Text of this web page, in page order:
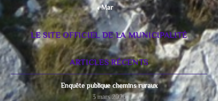
« Mar
LE SITE OFFICIEL DE LA MUNICIPALITÉ
ARTICLES RÉCENTS
Enquête publique chemins ruraux
3 mars 2026